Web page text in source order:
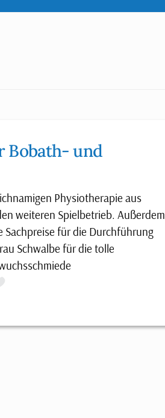
Bobath- und
Physiotherapie aus
weiteren Spielbetrieb. Außerdem
Sachpreise für die Durchführung
Schwalbe für die tolle